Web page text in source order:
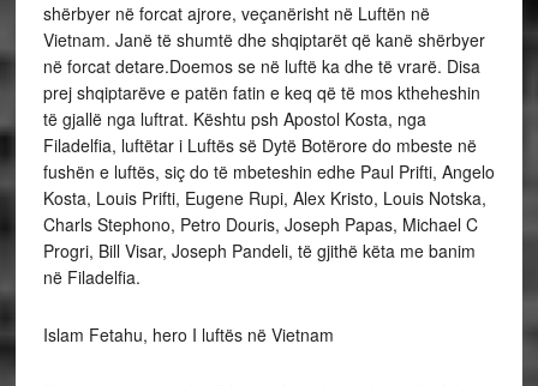
shërbyer në forcat ajrore, veçanërisht në Luftën në
Vietnam. Janë të shumtë dhe shqiptarët që kanë shërbyer
në forcat detare.Doemos se në luftë ka dhe të vrarë. Disa
prej shqiptarëve e patën fatin e keq që të mos ktheheshin
të gjallë nga luftrat. Kështu psh Apostol Kosta, nga
Filadelfia, luftëtar i Luftës së Dytë Botërore do mbeste në
fushën e luftës, siç do të mbeteshin edhe Paul Prifti, Angelo
Kosta, Louis Prifti, Eugene Rupi, Alex Kristo, Louis Notska,
Charls Stephono, Petro Douris, Joseph Papas, Michael C
Progri, Bill Visar, Joseph Pandeli, të gjithë këta me banim
në Filadelfia.
Islam Fetahu, hero I luftës në Vietnam